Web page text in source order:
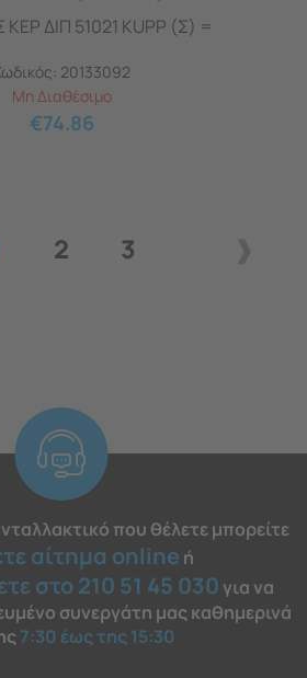
ΔΙΠ 51021 KUPP (Σ) =
20133092
Μη Διαθέσιμο
€74.86
2 3
που θέλετε μπορείτε
αίτημα online ή
στο 210 51 45 030 για να
συνεργάτη μας καθημερινά
7:30 έως της 15:30